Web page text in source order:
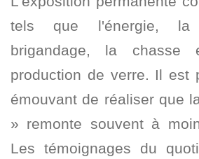
tels que l'énergie, la
brigandage, la chasse
production de verre. Il est
émouvant de réaliser que
» remonte souvent à
Les témoignages du